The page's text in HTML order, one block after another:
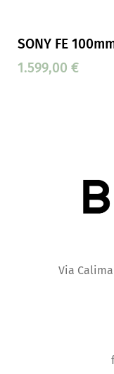
SONY FE
1.599,00 €
Via